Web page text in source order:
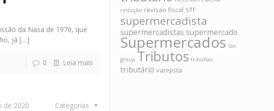
da Nasa de 1970, que
já […]
0 Leia mais
de 2020 Categorias
redução revisao fiscal STF
supermercadista
supermercadistas supermercado
Supermercados tax
group Tributos tributtax
tributário varejista